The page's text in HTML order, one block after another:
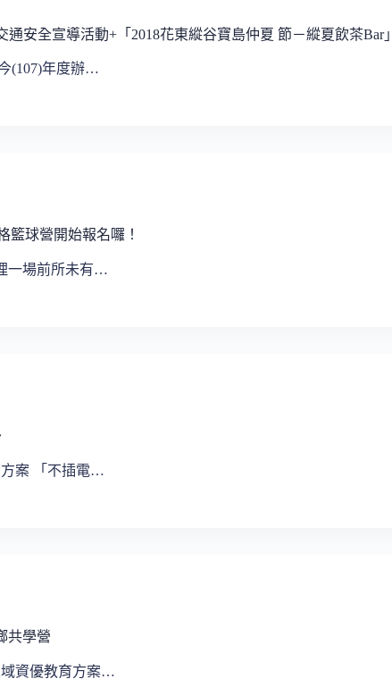
通安全宣導活動+「2018花東縱谷寶島仲夏 節－縱夏飲茶Bar」
(107)年度辦…
籃球營開始報名囉！
一場前所未有…
方案 「不插電…
共學營
域資優教育方案…